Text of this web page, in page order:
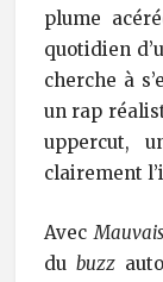
plume
quotidien
cherche à
un rap
uppercut,
clairement
Avec
du buzz